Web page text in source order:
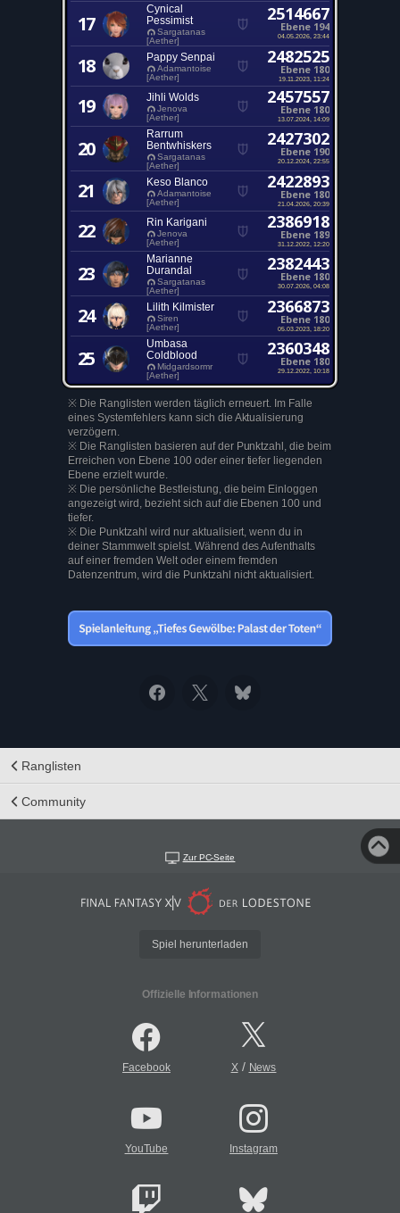
17
Cynical
Pessimist
Sargatanas
[Aether]
2514667
Ebene 194
04.05.2026, 23:44
18 Pappy Senpai
Adamantoise
[Aether]
2482525
Ebene 180
19.11.2023, 11:24
19 Jihli Wolds
Jenova
[Aether]
2457557
Ebene 180
13.07.2024, 14:09
20
Rarrum
Bentwhiskers
Sargatanas
[Aether]
2427302
Ebene 190
20.12.2024, 22:55
21 Keso Blanco
Adamantoise
[Aether]
2422893
Ebene 180
21.04.2026, 20:39
22 Rin Karigani
Jenova
[Aether]
2386918
Ebene 189
31.12.2022, 12:20
23
Marianne
Durandal
Sargatanas
[Aether]
2382443
Ebene 180
30.07.2026, 04:08
24 Lilith Kilmister
Siren
[Aether]
2366873
Ebene 180
05.03.2023, 18:20
25
Umbasa
Coldblood
Midgardsormr
[Aether]
2360348
Ebene 180
29.12.2022, 10:18
※ Die Ranglisten werden täglich erneuert. Im Falle
eines Systemfehlers kann sich die Aktualisierung
verzögern.
※ Die Ranglisten basieren auf der Punktzahl, die beim
Erreichen von Ebene 100 oder einer tiefer liegenden
Ebene erzielt wurde.
※ Die persönliche Bestleistung, die beim Einloggen
angezeigt wird, bezieht sich auf die Ebenen 100 und
tiefer.
※ Die Punktzahl wird nur aktualisiert, wenn du in
deiner Stammwelt spielst. Während des Aufenthalts
auf einer fremden Welt oder einem fremden
Datenzentrum, wird die Punktzahl nicht aktualisiert.
Ranglisten
Community
Zur PC-Seite
Spiel herunterladen
Offizielle Informationen
Facebook X/ News
YouTube Instagram